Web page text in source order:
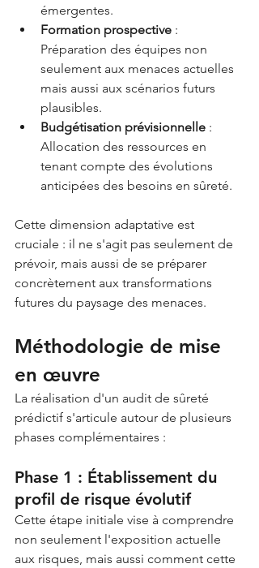
émergentes.
Formation prospective :
Préparation des équipes non
seulement aux menaces actuelles
mais aussi aux scénarios futurs
plausibles.
Budgétisation prévisionnelle :
Allocation des ressources en
tenant compte des évolutions
anticipées des besoins en sûreté.
Cette dimension adaptative est
cruciale : il ne s'agit pas seulement de
prévoir, mais aussi de se préparer
concrètement aux transformations
futures du paysage des menaces.
Méthodologie de mise
en œuvre
La réalisation d'un audit de sûreté
prédictif s'articule autour de plusieurs
phases complémentaires :
Phase 1 : Établissement du
profil de risque évolutif
Cette étape initiale vise à comprendre
non seulement l'exposition actuelle
aux risques, mais aussi comment cette